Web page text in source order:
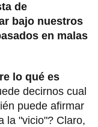
de
bajo nuestros
en malas
lo qué es
decirnos cual
puede afirmar
la "vicio"? Claro,